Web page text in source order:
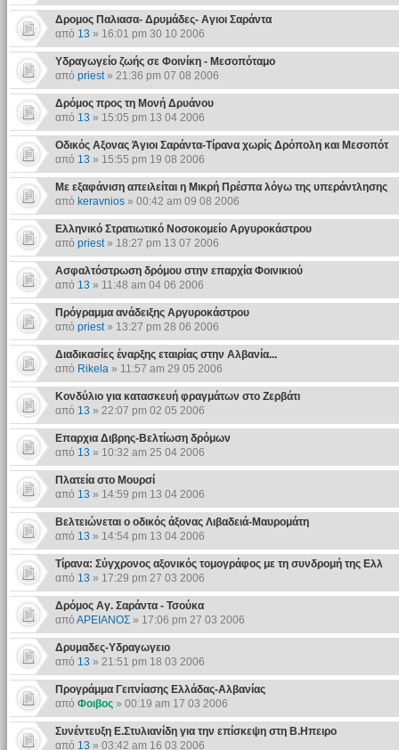
Δρομος Παλιασα- Δρυμάδες- Αγιοι Σαράντα
από 13 » 16:01 pm 30 10 2006
Υδραγωγείο ζωής σε Φοινίκη - Μεσοπόταμο
από priest» 21:36 pm 07 08 2006
Δρόμος προς τη Μονή Δρυάνου
από 13 » 15:05 pm 13 04 2006
Οδικός Αξονας Άγιοι Σαράντα-Τίρανα χωρίς Δρόπολη και Μεσοπότ
από 13 » 15:55 pm 19 08 2006
Με εξαφάνιση απειλείται η Μικρή Πρέσπα λόγω της υπεράντλησης
από keravnios» 00:42 am 09 08 2006
Ελληνικό Στρατιωτικό Νοσοκομείο Αργυροκάστρου
από priest» 18:27 pm 13 07 2006
Ασφαλτόστρωση δρόμου στην επαρχία Φοινικιού
από 13 » 11:48 am 04 06 2006
Πρόγραμμα ανάδειξης Αργυροκάστρου
από priest» 13:27 pm 28 06 2006
Διαδικασίες έναρξης εταιρίας στην Αλβανία...
από Rikela» 11:57 am 29 05 2006
Κονδύλιο για κατασκευή φραγμάτων στο Ζερβάτι
από 13 » 22:07 pm 02 05 2006
Επαρχια Διβρης-Βελτίωση δρόμων
από 13 » 10:32 am 25 04 2006
Πλατεία στο Μουρσί
από 13 » 14:59 pm 13 04 2006
Βελτειώνεται ο οδικός άξονας Λιβαδειά-Μαυρομάτη
από 13 » 14:54 pm 13 04 2006
Τίρανα: Σύγχρονος αξονικός τομογράφος με τη συνδρομή της Ελλ
από 13 » 17:29 pm 27 03 2006
Δρόμος Αγ. Σαράντα - Τσούκα
από ΑΡΕΙΑΝΟΣ» 17:06 pm 27 03 2006
Δρυμαδες-Υδραγωγειο
από 13 » 21:51 pm 18 03 2006
Προγράμμα Γειτνίασης Ελλάδας-Αλβανίας
από Φοιβος» 00:19 am 17 03 2006
Συνέντευξη Ε.Στυλιανίδη για την επίσκεψη στη Β.Ηπειρο
από 13 » 03:42 am 16 03 2006